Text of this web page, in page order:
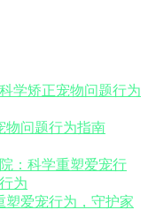
物问题行为指南
塑爱宠行为，守护家